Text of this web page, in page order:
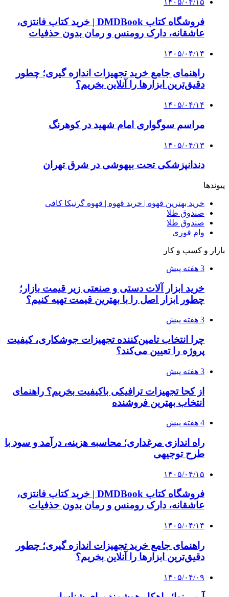
چرا انتخاب تامین‌کننده تجهیزات جوشکاری، کیفیت
پروژه را تعیین می‌کند؟
3 هفته پیش
از کجا تجهیزات ترافیکی باکیفیت بخریم؟ راهنمای
انتخاب بهترین فروشنده
4 هفته پیش
راه اندازی مرغداری؛ محاسبه هزینه، درآمد و سود با
طرح توجیهی
۱۴۰۵/۰۴/۱۵
فروشگاه کتاب DMDBook | خرید کتاب فانتزی،
عاشقانه، دارک رومنس و رمان بدون حذفیات
راهنمای جامع خرید تجهیزات اندازه گیری؛ چطور
دقیق‌ترین ابزارها را آنلاین بخریم؟
آربی نوا؛ راهکار هوشمند برای شناسایی
فرصت‌های آربیتراژ ارز دیجیتال
۱۴۰۵/۰۴/۰۶
محبوب شده است؟
۱۴۰۵/۰۳/۳۱
که نباید نادیده بگیرید
۱۴۰۵/۰۳/۲۸
چرا بسیاری از کسب‌وکارها بدون ثبت شرکت
نمی‌توانند با سازمان‌ها و شرکت‌های بزرگ همکاری
کنند؟
پیشنهاد سردبیر
۱۴۰۲/۱۲/۱۰
گِله‌ای از وضعیت مرز شلمچه، قیمت و محدودیت
پروازها از عراق به ایران
۱۴۰۲/۱۰/۲۴
ایران و عربستان تفاهم‌نامه امضا کردند
احتمال تغییر در وضعیت پروازهای عمره